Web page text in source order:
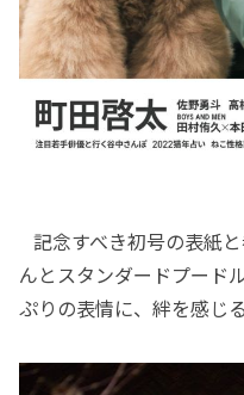
記念すべき初号の表紙
んとスタンダードプード
ぷりの表情に、絆を感じる